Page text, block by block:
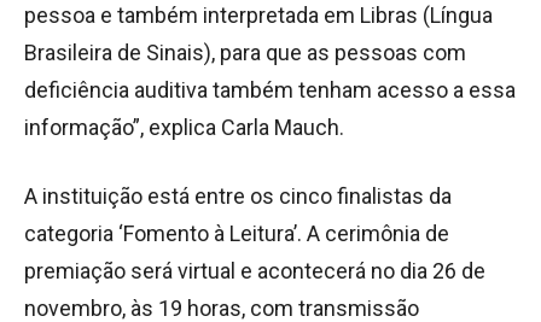
pessoa e também interpretada em Libras (Língua
Brasileira de Sinais), para que as pessoas com
deficiência auditiva também tenham acesso a essa
informação”, explica Carla Mauch.
A instituição está entre os cinco finalistas da
categoria ‘Fomento à Leitura’. A cerimônia de
premiação será virtual e acontecerá no dia 26 de
novembro, às 19 horas, com transmissão